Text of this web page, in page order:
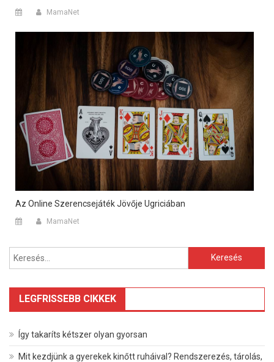
MamaNet
Az Online Szerencsejáték Jövője Ugriciában
MamaNet
Keresés:
LEGFRISSEBB CIKKEK
Így takaríts kétszer olyan gyorsan
Mit kezdjünk a gyerekek kinőtt ruháival? Rendszerezés, tárolás,